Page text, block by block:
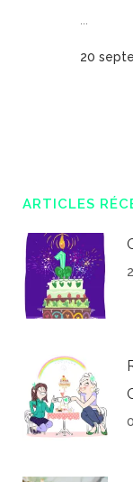
20
ARTICLES